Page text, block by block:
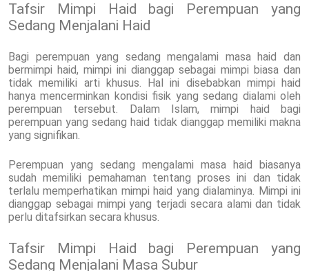
Tafsir Mimpi Haid bagi Perempuan yang
Sedang Menjalani Haid
Bagi perempuan yang sedang mengalami masa haid dan
bermimpi haid, mimpi ini dianggap sebagai mimpi biasa dan
tidak memiliki arti khusus. Hal ini disebabkan mimpi haid
hanya mencerminkan kondisi fisik yang sedang dialami oleh
perempuan tersebut. Dalam Islam, mimpi haid bagi
perempuan yang sedang haid tidak dianggap memiliki makna
yang signifikan.
Perempuan yang sedang mengalami masa haid biasanya
sudah memiliki pemahaman tentang proses ini dan tidak
terlalu memperhatikan mimpi haid yang dialaminya. Mimpi ini
dianggap sebagai mimpi yang terjadi secara alami dan tidak
perlu ditafsirkan secara khusus.
Tafsir Mimpi Haid bagi Perempuan yang
Sedang Menjalani Masa Subur